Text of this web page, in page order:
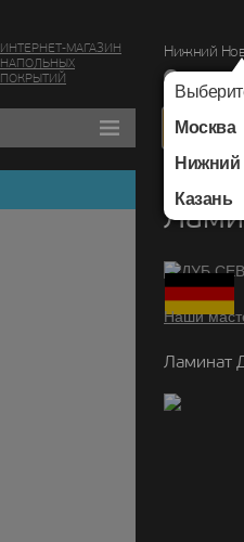
ИНТЕРНЕТ-МАГАЗИН
НАПОЛЬНЫХ
ПОКРЫТИЙ
Нижний
Москва
Нижний
Казань
г.
Наши
Ламинат